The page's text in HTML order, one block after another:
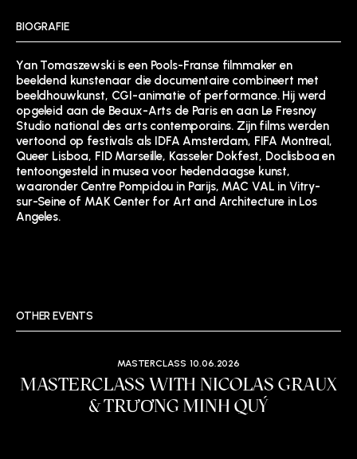
BIOGRAFIE
Yan Tomaszewski is een Pools-Franse filmmaker en
beeldend kunstenaar die documentaire combineert met
beeldhouwkunst, CGI-animatie of performance. Hij werd
opgeleid aan de Beaux-Arts de Paris en aan Le Fresnoy
Studio national des arts contemporains. Zijn films werden
vertoond op festivals als IDFA Amsterdam, FIFA Montreal,
Queer Lisboa, FID Marseille, Kasseler Dokfest, Doclisboa en
tentoongesteld in musea voor hedendaagse kunst,
waaronder Centre Pompidou in Parijs, MAC VAL in Vitry-
sur-Seine of MAK Center for Art and Architecture in Los
Angeles.
OTHER EVENTS
MASTERCLASS 10.06.2026
MASTERCLASS WITH NICOLAS GRAUX
& TRƯƠNG MINH QUÝ